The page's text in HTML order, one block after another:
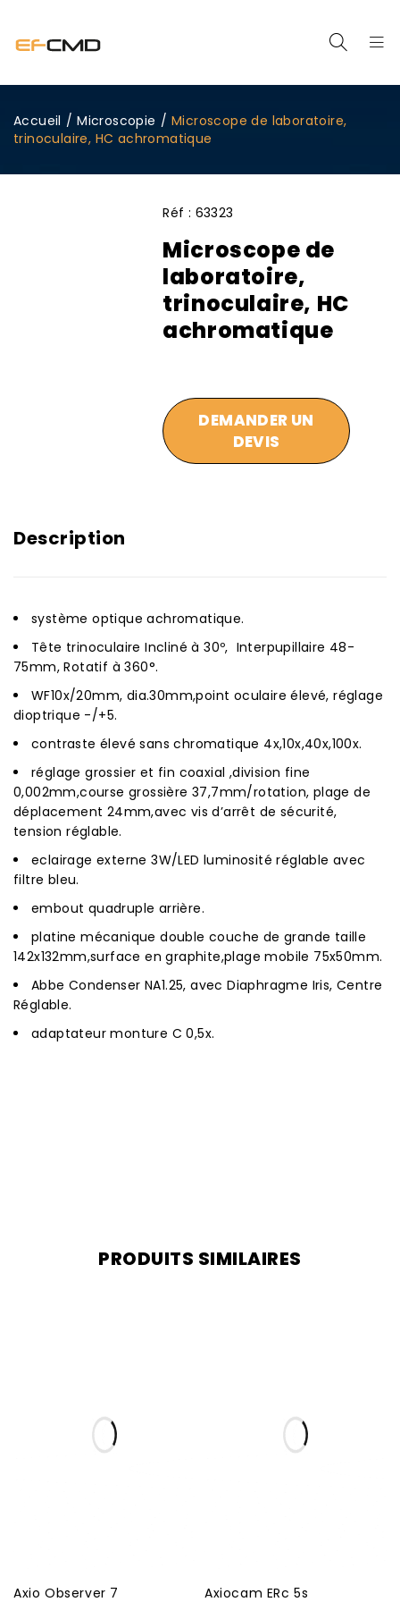
Accueil / Microscopie / Microscope de laboratoire,
trinoculaire, HC achromatique
Réf : 63323
Microscope de
laboratoire,
trinoculaire, HC
achromatique
DEMANDER UN
DEVIS
Description
système optique achromatique.
Tête trinoculaire Incliné à 30º, Interpupillaire 48-
75mm, Rotatif à 360°.
WF10x/20mm, dia.30mm,point oculaire élevé, réglage
dioptrique -/+5.
contraste élevé sans chromatique 4x,10x,40x,100x.
réglage grossier et fin coaxial ,division fine
0,002mm,course grossière 37,7mm/rotation, plage de
déplacement 24mm,avec vis d’arrêt de sécurité,
tension réglable.
eclairage externe 3W/LED luminosité réglable avec
filtre bleu.
embout quadruple arrière.
platine mécanique double couche de grande taille
142x132mm,surface en graphite,plage mobile 75x50mm.
Abbe Condenser NA1.25, avec Diaphragme Iris, Centre
Réglable.
adaptateur monture C 0,5x.
PRODUITS SIMILAIRES
Axio Observer 7 Axiocam ERc 5s